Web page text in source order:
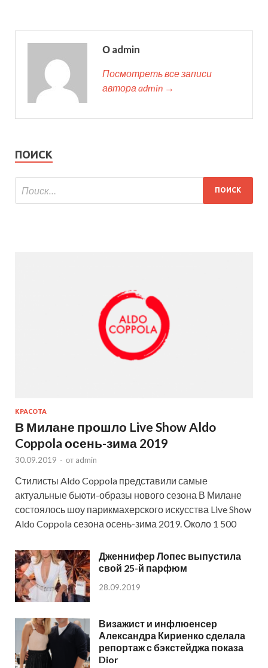
О admin
Посмотреть все записи
автора admin →
ПОИСК
КРАСОТА
В Милане прошло Live Show Aldo
Coppola осень-зима 2019
30.09.2019 - от admin
Стилисты Aldo Coppola представили самые
актуальные бьюти-образы нового сезона В Милане
состоялось шоу парикмахерского искусства Live Show
Aldo Coppola сезона осень-зима 2019. Около 1 500
Дженнифер Лопес выпустила
свой 25-й парфюм
28.09.2019
Визажист и инфлюенсер
Александра Кириенко сделала
репортаж с бэкстейджа показа
Dior